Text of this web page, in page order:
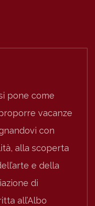
pone come
vacanze
con
alla scoperta
e della
di
all’Albo